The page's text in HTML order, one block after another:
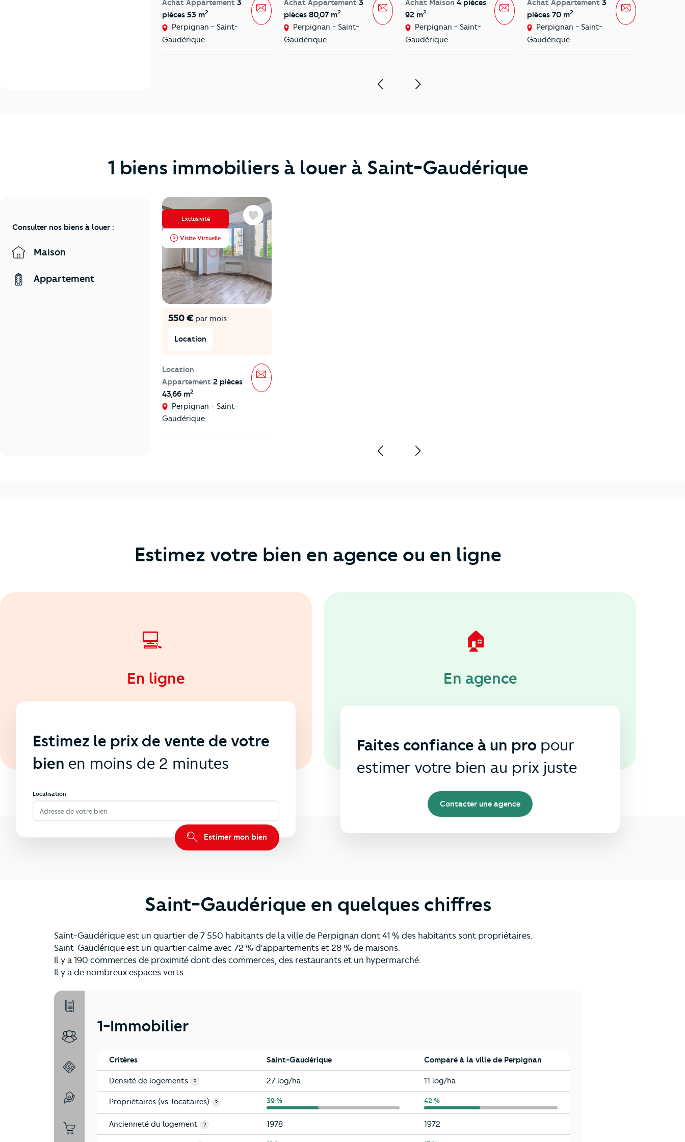
Achat Appartement 3
pièces 53 m2
Perpignan - Saint-
Gaudérique
MessageAchat Appartement 3
pièces 80,07 m2
Perpignan - Saint-
Gaudérique
MessageAchat Maison 4 pièces
92 m2
Perpignan - Saint-
Gaudérique
MessageAchat Appartement 3
pièces 70 m2
Perpignan - Saint-
Gaudérique
Message
1 biens immobiliers à louer à Saint-Gaudérique
Consulter nos biens à louer :
Maison
Appartement
Exclusivité
Visite Virtuelle
550 €par mois
Location
Location
Appartement 2 pièces
43,66 m2
Perpignan - Saint-
Gaudérique
Favoris
Message
Estimez votre bien en agence ou en ligne
💻
En ligne
Estimez le prix de vente de votre
bien en moins de 2 minutes
Localisation
Adresse de votre bien
Estimer mon bien
🏠
En agence
Faites confiance à un pro pour
estimer votre bien au prix juste
Contacter une agence
Saint-Gaudérique en quelques chiffres
Saint-Gaudérique est un quartier de 7 550 habitants de la ville de Perpignan dont 41 % des habitants sont propriétaires.
Saint-Gaudérique est un quartier calme avec 72 % d'appartements et 28 % de maisons.
Il y a 190 commerces de proximité dont des commerces, des restaurants et un hypermarché.
Il y a de nombreux espaces verts.
1-Immobilier
2-Habitants
3-Environnement
4-Education
5-Commerces
1-Immobilier
Critères Saint-Gaudérique Comparé à la ville de Perpignan
Densité de logements ? Saint-Gaudérique
27 log/ha Perpignan
11 log/ha
Propriétaires (vs. locataires) ? Saint-Gaudérique
39 % Perpignan
42 %
Ancienneté du logement ? Saint-Gaudérique
1978 Perpignan
1972